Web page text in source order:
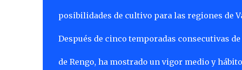
posibilidades de cultivo para las regiones de
Después de cinco temporadas consecutivas
de Rengo, ha mostrado un vigor medio y